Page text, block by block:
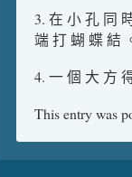
3. 在 小 孔 同
端 打 蝴 蝶 結
4. 一 個 大 方
This entry was